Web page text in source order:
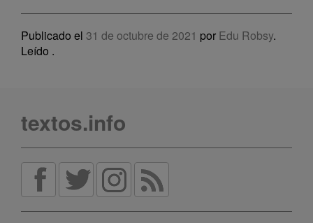
Publicado el 31 de octubre de 2021 por Edu Robsy.
Leído .
textos.info